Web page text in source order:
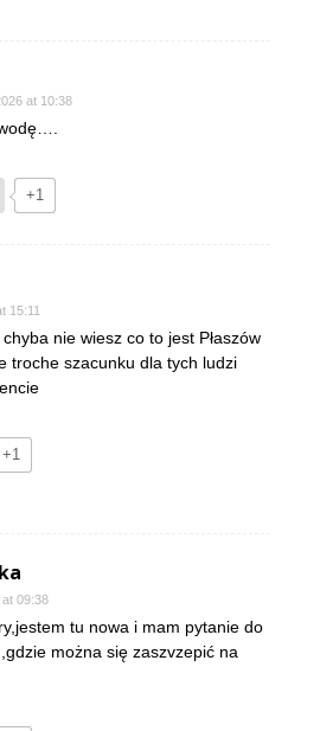
at 10:38
+1
15:11
nie wiesz co to jest Płaszów
troche szacunku dla tych ludzi
+1
at 09:38
tu nowa i mam pytanie do
można się zaszvzepić na